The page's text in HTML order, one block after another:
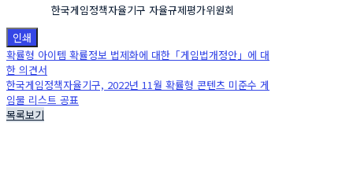
한국게임정책자율기구 자율규제평가위원회
인쇄
확률형 아이템 확률정보 법제화에 대한「게임법개정안」에 대
한 의견서
한국게임정책자율기구, 2022년 11월 확률형 콘텐츠 미준수 게
임물 리스트 공표
목록보기